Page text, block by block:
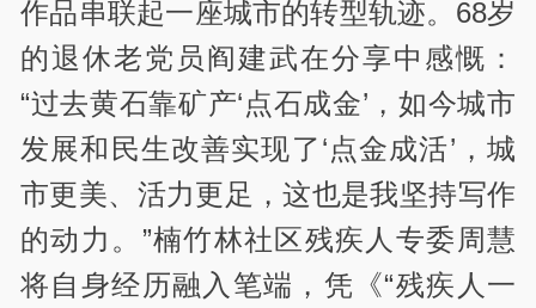
作品串联起一座城市的转型轨迹。68岁
的退休老党员阎建武在分享中感慨：
“过去黄石靠矿产‘点石成金’，如今城市
发展和民生改善实现了‘点金成活’，城
市更美、活力更足，这也是我坚持写作
的动力。”楠竹林社区残疾人专委周慧
将自身经历融入笔端，凭《“残疾人一